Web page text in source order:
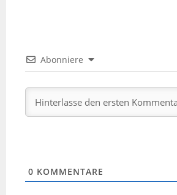
Abonniere
0 KOMMENTARE